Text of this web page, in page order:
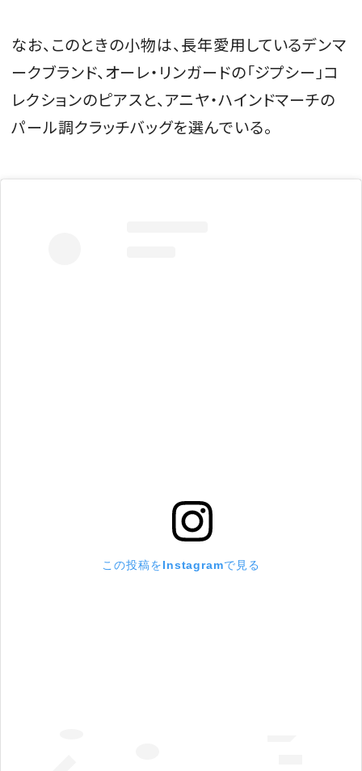
なお、このときの小物は、長年愛用しているデンマ
ークブランド、オーレ・リンガードの「ジプシー」コ
レクションのピアスと、アニヤ・ハインドマーチの
パール調クラッチバッグを選んでいる。
この投稿をInstagramで見る